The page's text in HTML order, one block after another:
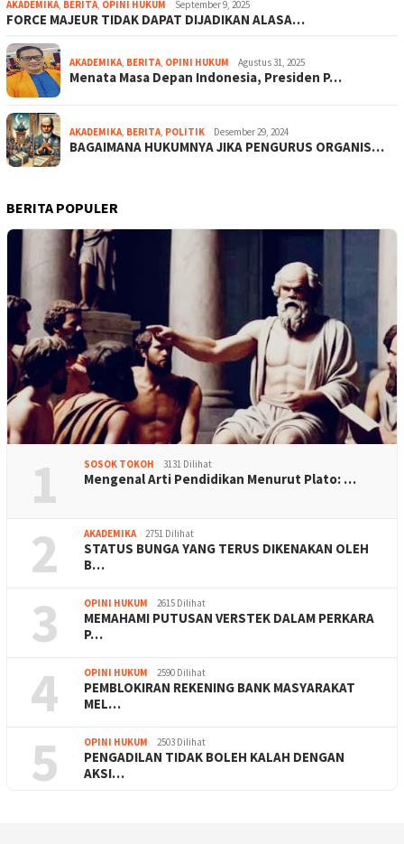
AKADEMIKA, BERITA, OPINI HUKUM September 9, 2025
FORCE MAJEUR TIDAK DAPAT DIJADIKAN ALASA…
AKADEMIKA, BERITA, OPINI HUKUM Agustus 31, 2025
Menata Masa Depan Indonesia, Presiden P…
AKADEMIKA, BERITA, POLITIK Desember 29, 2024
BAGAIMANA HUKUMNYA JIKA PENGURUS ORGANIS…
BERITA POPULER
1 SOSOK TOKOH 3131 Dilihat
Mengenal Arti Pendidikan Menurut Plato: …
2 AKADEMIKA 2751 Dilihat
STATUS BUNGA YANG TERUS DIKENAKAN OLEH
B…
3 OPINI HUKUM 2615 Dilihat
MEMAHAMI PUTUSAN VERSTEK DALAM PERKARA
P…
4 OPINI HUKUM 2590 Dilihat
PEMBLOKIRAN REKENING BANK MASYARAKAT
MEL…
5 OPINI HUKUM 2503 Dilihat
PENGADILAN TIDAK BOLEH KALAH DENGAN
AKSI…